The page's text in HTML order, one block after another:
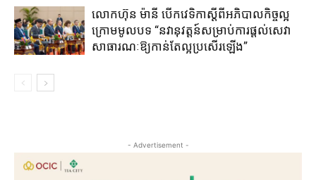
លោកហ៊ុន ម៉ានី ​បើកវេទិកាស្តីពី​អភិបាល​កិច្ច​ល្អ ​
ក្រោម​មូលបទ “នវានុវត្តន៍​សម្រាប់​ការ​ផ្តល់​សេវា
សាធារណៈ​ឱ្យ​កាន់​តែ​ល្អ​ប្រសើរ​ឡើង​”
- Advertisement -